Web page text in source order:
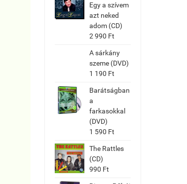
Egy a szívem
azt neked
adom (CD)
2 990 Ft
A sárkány
szeme (DVD)
1 190 Ft
Barátságban
a
farkasokkal
(DVD)
1 590 Ft
The Rattles
(CD)
990 Ft